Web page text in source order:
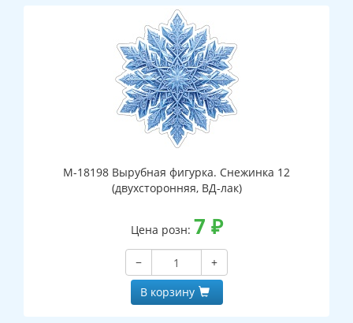
М-18198 Вырубная фигурка. Снежинка 12
(двухсторонняя, ВД-лак)
Цена розн: 7 ₽
−
+
В корзину